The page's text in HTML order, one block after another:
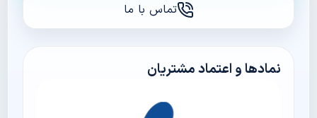
تماس با ما
نمادها و اعتماد مشتریان